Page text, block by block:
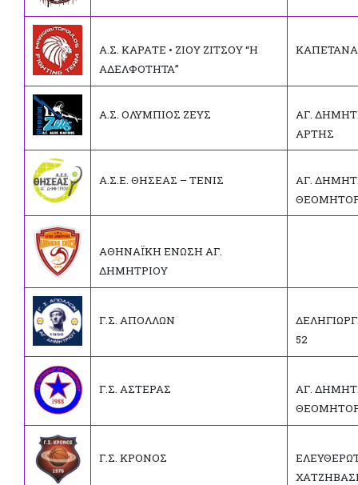
Α.Σ. ΚΑΡΑΤΕ • ΖΙΟΥ ΖΙΤΣΟΥ “Η
ΑΔΕΛΦΟΤΗΤΑ”
Α.Σ. ΟΛΥΜΠΙΟΣ ΖΕΥΣ
ΑΓ.
ΑΡΤΗΣ
Α.Σ.Ε. ΘΗΣΕΑΣ – ΤΕΝΙΣ
ΑΓ.
ΑΘΗΝΑΪΚΗ ΕΝΩΣΗ ΑΓ.
ΔΗΜΗΤΡΙΟΥ
Γ.Σ. ΑΠΟΛΛΩΝ
52
Γ.Σ. ΑΣΤΕΡΑΣ
ΑΓ.
Γ.Σ. ΚΡΟΝΟΣ